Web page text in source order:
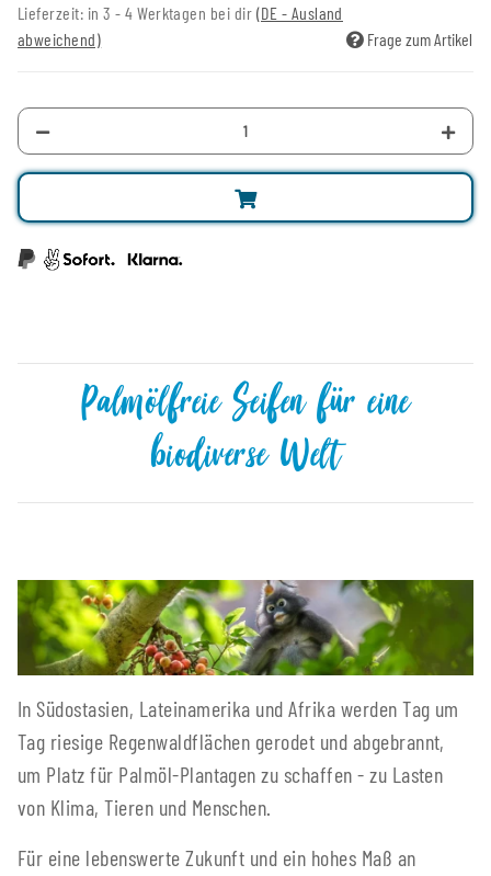
Lieferzeit: in 3 - 4 Werktagen bei dir (DE - Ausland
abweichend)
Frage zum Artikel
Palmölfreie Seifen für eine
biodiverse Welt
In Südostasien, Lateinamerika und Afrika werden Tag um
Tag riesige Regenwaldflächen gerodet und abgebrannt,
um Platz für Palmöl-Plantagen zu schaffen - zu Lasten
von Klima, Tieren und Menschen.
Für eine lebenswerte Zukunft und ein hohes Maß an